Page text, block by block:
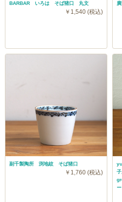
BARBAR いろは そば猪口 丸文
￥1,540 (税込)
副千製陶所 渕地紋 そば猪口
￥1,760 (税込)